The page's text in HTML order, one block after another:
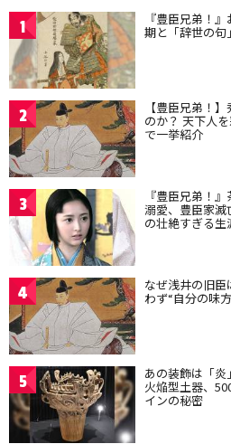
1 『豊臣兄弟！
期と「辞世の
2 【豊臣兄弟！
のか？ 天下人
で一挙紹介
3 『豊臣兄弟！
溺愛、豊臣家滅
の壮絶すぎる生
4 なぜ浅井の旧
わず“自分の味
5 あの装飾は「炎
火焔型土器、
インの秘密